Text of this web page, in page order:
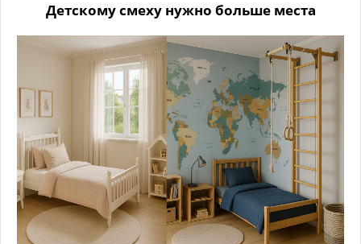
Детскому смеху нужно больше места